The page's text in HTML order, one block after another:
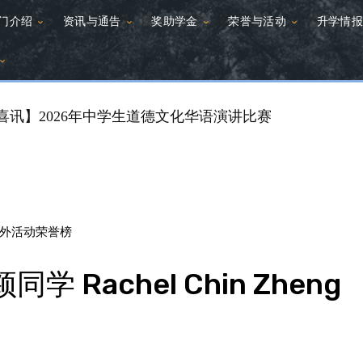
介绍 资讯与通告 奖助学金 荣誉与活动 升学情报
讯】2026年中学生道德文化华语演讲比赛
活动荣誉榜
同学 Rachel Chin Zheng